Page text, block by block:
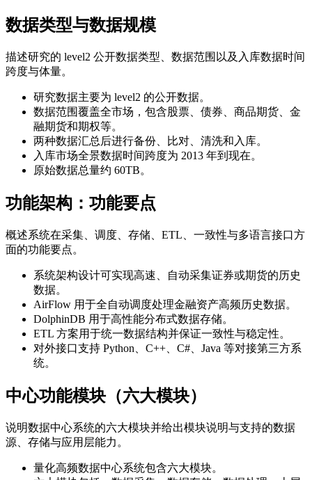
数据类型与数据规模
描述研究的 level2 公开数据类型、数据范围以及入库数据时间
跨度与体量。
研究数据主要为 level2 的公开数据。
数据范围覆盖全市场，包含股票、债券、商品期货、金
融期货和期权等。
两种数据汇总后进行备份、比对、清洗和入库。
入库市场全景数据时间跨度为 2013 年到现在。
原始数据总量约 60TB。
功能架构：功能要点
概述系统在采集、调度、存储、ETL、一致性与多语言接口方
面的功能要点。
系统架构设计可实现高速、自动采集证券或期货的历史
数据。
AirFlow 用于全自动调度处理金融资产高频历史数据。
DolphinDB 用于高性能分布式数据存储。
ETL 方案用于统一数据结构并保证一致性与稳定性。
对外接口支持 Python、C++、C#、Java 等对接第三方系
统。
中心功能模块（六大模块）
说明数据中心系统的六大模块并给出模块说明与支持的数据
源、存储与应用层能力。
量化高频数据中心系统包含六大模块。